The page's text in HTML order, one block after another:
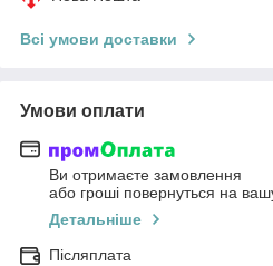
Всі умови доставки
Умови оплати
Ви отримаєте замовлення
або гроші повернуться на
Детальніше
Післяплата